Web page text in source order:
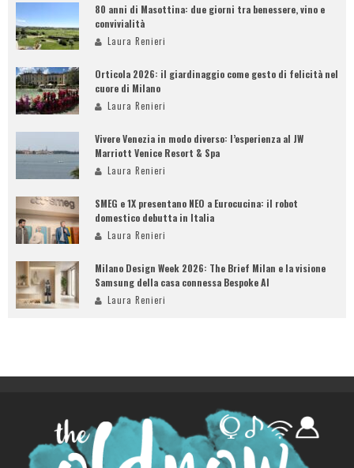
80 anni di Masottina: due giorni tra benessere, vino e
convivialità
Laura Renieri
Orticola 2026: il giardinaggio come gesto di felicità nel
cuore di Milano
Laura Renieri
Vivere Venezia in modo diverso: l’esperienza al JW
Marriott Venice Resort & Spa
Laura Renieri
SMEG e 1X presentano NEO a Eurocucina: il robot
domestico debutta in Italia
Laura Renieri
Milano Design Week 2026: The Brief Milan e la visione
Samsung della casa connessa Bespoke AI
Laura Renieri